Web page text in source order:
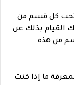
تحت كل قسم من
القيام بذلك عن
من هذه
لمعرفة ما إذا كنت